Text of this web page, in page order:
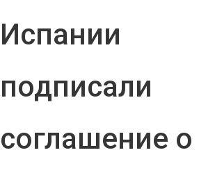
Испании
подписали
соглашение о